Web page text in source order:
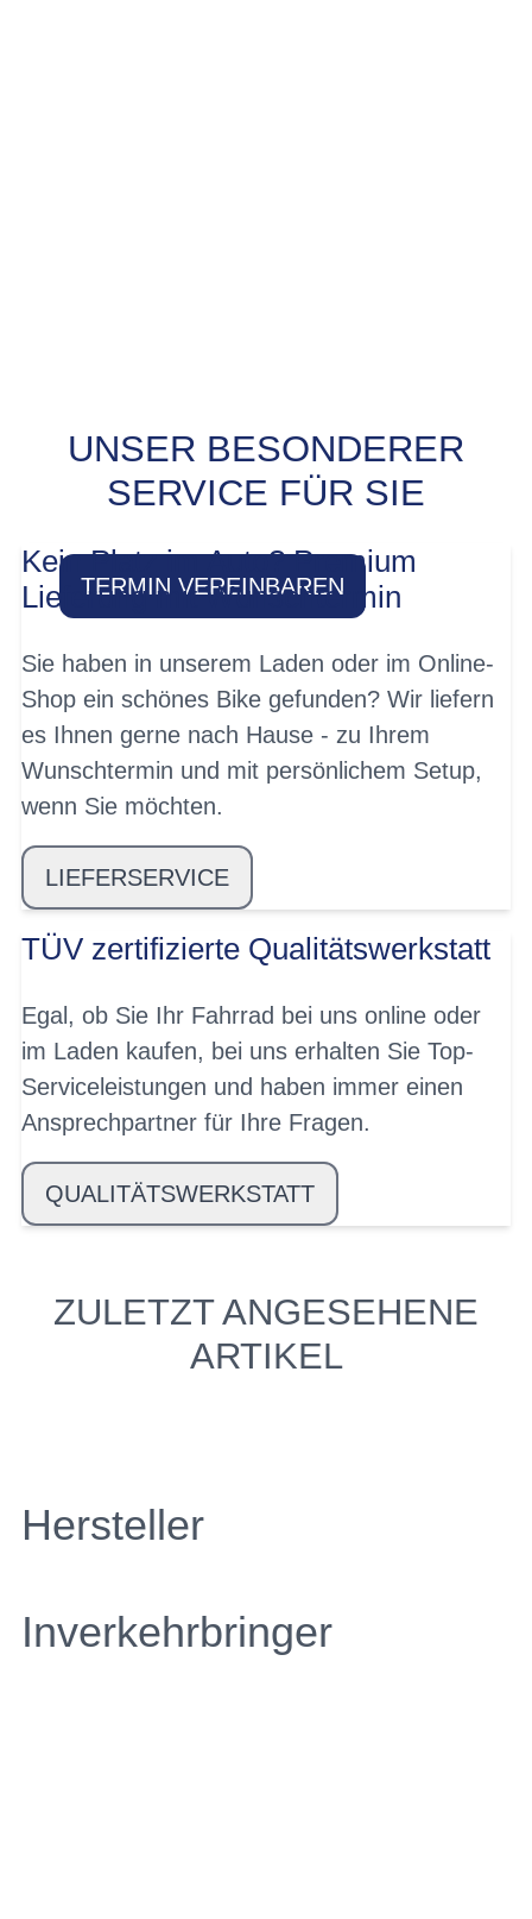
PROBEFAHRT? JA,
SOFORT!
TERMIN VEREINBAREN
UNSER BESONDERER
SERVICE FÜR SIE
Kein Platz im Auto? Premium
Lieferung mit Wunschtermin
Sie haben in unserem Laden oder im Online-
Shop ein schönes Bike gefunden? Wir liefern
es Ihnen gerne nach Hause - zu Ihrem
Wunschtermin und mit persönlichem Setup,
wenn Sie möchten.
LIEFERSERVICE
TÜV zertifizierte Qualitätswerkstatt
Egal, ob Sie Ihr Fahrrad bei uns online oder
im Laden kaufen, bei uns erhalten Sie Top-
Serviceleistungen und haben immer einen
Ansprechpartner für Ihre Fragen.
QUALITÄTSWERKSTATT
ZULETZT ANGESEHENE
ARTIKEL
Hersteller
Inverkehrbringer